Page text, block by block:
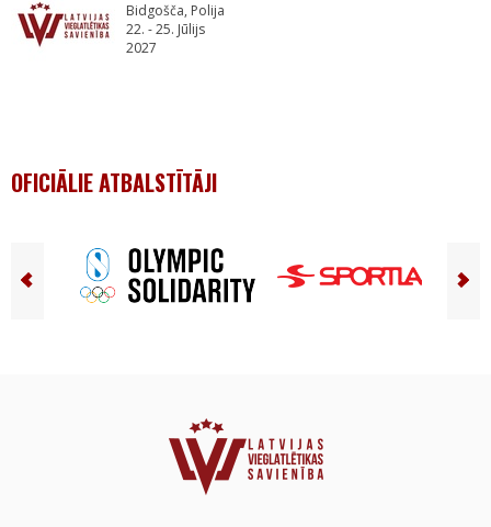
Bidgošča, Polija
22. - 25. Jūlijs
2027
OFICIĀLIE ATBALSTĪTĀJI